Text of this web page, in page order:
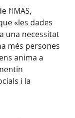
l’IMAS,
«les dades
una necessitat
més persones
anima a
i la